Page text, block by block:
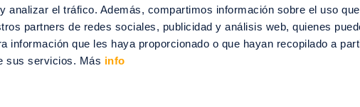
analizar el tráfico. Además, compartimos información sobre el uso
partners de redes sociales, publicidad y análisis web, quienes
información que les haya proporcionado o que hayan recopilado a
sus servicios. Más info
recibir ofertas especiales, descuentos,
SUSCRÍBETE